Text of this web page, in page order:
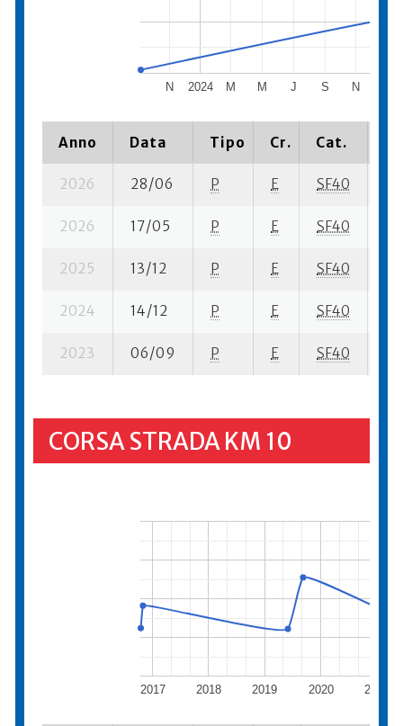
2024
N M M J S N
Anno Data Tipo Cr. Cat.
2026 28/06 P E SF40
2026 17/05 P E SF40
2025 13/12 P E SF40
2024 14/12 P E SF40
2023 06/09 P E SF40
CORSA STRADA KM 10
2017 2018 2019 2020 2021